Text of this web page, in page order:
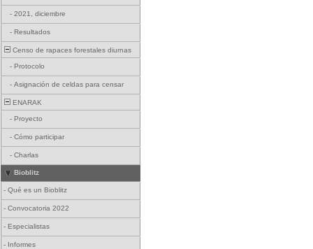
- 2021, diciembre
- Resultados
Censo de rapaces forestales diurnas
- Protocolo
- Asignación de celdas para censar
ENARAK
- Proyecto
- Cómo participar
- Charlas
Bioblitz
- Qué es un Bioblitz
- Convocatoria 2022
- Especialistas
- Informes